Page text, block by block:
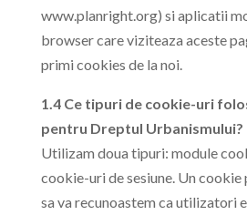
www.planright.org) si aplicatii
browser care viziteaza aceste
primi cookies de la noi.
1.4 Ce tipuri de cookie-uri
pentru Dreptul Urbanismului?
Utilizam doua tipuri: module
cookie-uri de sesiune. Un cookie
sa va recunoastem ca utilizatori